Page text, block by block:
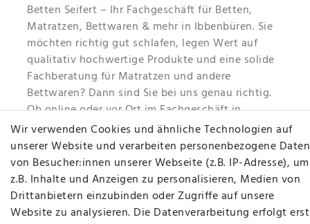
Betten Seifert – Ihr Fachgeschäft für Betten,
Matratzen, Bettwaren & mehr in Ibbenbüren. Sie
möchten richtig gut schlafen, legen Wert auf
qualitativ hochwertige Produkte und eine solide
Fachberatung für Matratzen und andere
Bettwaren? Dann sind Sie bei uns genau richtig.
Ob online oder vor Ort im Fachgeschäft in
Ibbenbüren - wir beraten Sie gerne!
Mehr erfahren
Wir verwenden Cookies und ähnliche Technologien auf
unserer Website und verarbeiten personenbezogene Daten
von Besucher:innen unserer Webseite (z.B. IP-Adresse), um
z.B. Inhalte und Anzeigen zu personalisieren, Medien von
Drittanbietern einzubinden oder Zugriffe auf unsere
Website zu analysieren. Die Datenverarbeitung erfolgt erst